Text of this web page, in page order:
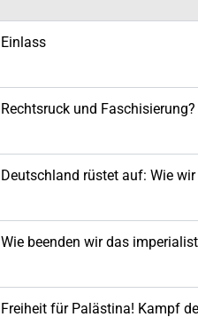
Einlass
Rechtsruck und
Deutschland rüstet auf: Wie
Wie beenden wir das
Freiheit für Palästina! Kampf